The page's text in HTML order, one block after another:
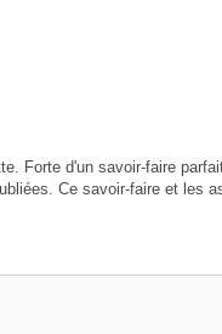
Forte d'un savoir-faire
Ce savoir-faire et les